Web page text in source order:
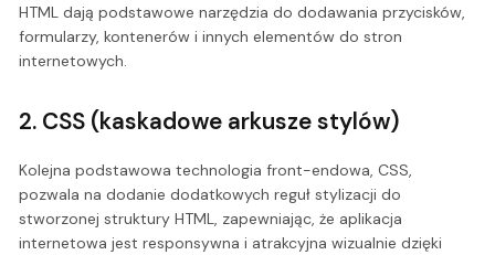
HTML dają podstawowe narzędzia do dodawania przycisków,
formularzy, kontenerów i innych elementów do stron
internetowych.
2. CSS (kaskadowe arkusze stylów)
Kolejna podstawowa technologia front-endowa, CSS,
pozwala na dodanie dodatkowych reguł stylizacji do
stworzonej struktury HTML, zapewniając, że aplikacja
internetowa jest responsywna i atrakcyjna wizualnie dzięki